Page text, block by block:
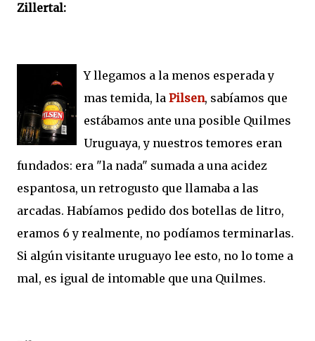
Zillertal:
Y llegamos a la menos esperada y
mas temida, la Pilsen, sabíamos que
estábamos ante una posible Quilmes
Uruguaya, y nuestros temores eran
fundados: era "la nada" sumada a una acidez
espantosa, un retrogusto que llamaba a las
arcadas. Habíamos pedido dos botellas de litro,
eramos 6 y realmente, no podíamos terminarlas.
Si algún visitante uruguayo lee esto, no lo tome a
mal, es igual de intomable que una Quilmes.